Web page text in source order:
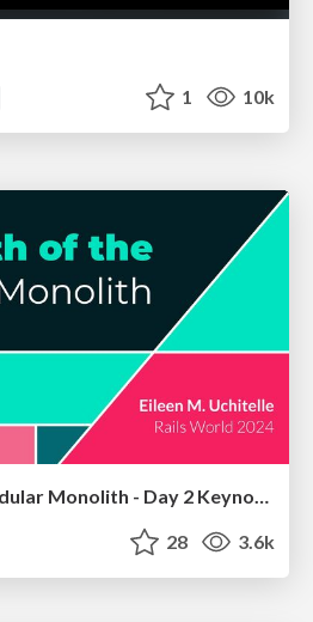
1 10k
The Myth of the Modular Monolith - Day 2 Keynote - Rails World 2024
28 3.6k